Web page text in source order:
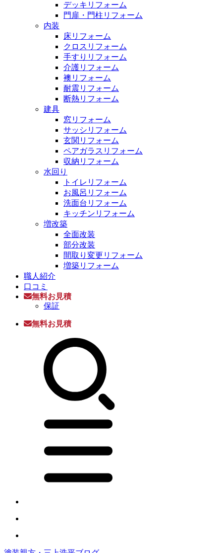
デッキリフォーム
門扉・門柱リフォーム
内装
床リフォーム
クロスリフォーム
手すりリフォーム
介護リフォーム
襖リフォーム
耐震リフォーム
断熱リフォーム
建具
窓リフォーム
サッシリフォーム
玄関リフォーム
ペアガラスリフォーム
収納リフォーム
水回り
トイレリフォーム
お風呂リフォーム
洗面台リフォーム
キッチンリフォーム
増改築
全面改装
部分改装
間取り変更リフォーム
増築リフォーム
職人紹介
口コミ
無料お見積
保証
無料お見積